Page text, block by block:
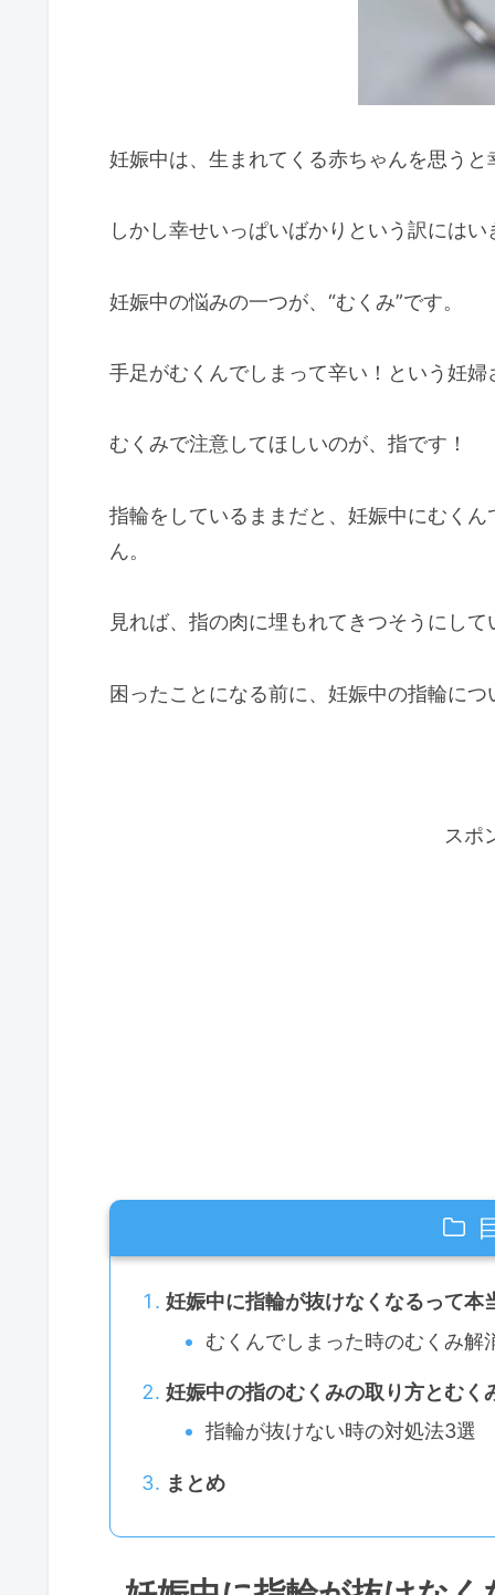
妊娠中は、生まれてくる赤ちゃんを思う
しかし幸せいっぱいばかりという訳にはい
妊娠中の悩みの一つが、“むくみ”です。
手足がむくんでしまって辛い！という妊
むくみで注意してほしいのが、指です！
指輪をしているままだと、妊娠中にむく
ん。
見れば、指の肉に埋もれてきつそうにし
困ったことになる前に、妊娠中の指輪に
スポ
妊娠中に指輪が抜けなくなるって本
むくんでしまった時のむくみ解
妊娠中の指のむくみの取り方とむ
指輪が抜けない時の対処法3選
まとめ